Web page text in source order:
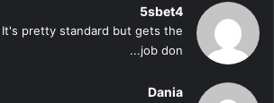
5sbet4
pretty standard but gets the
job don...
Dania